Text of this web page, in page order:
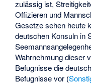
zulässig ist,
Offizieren und
Gesetze sehen heute
deutschen Konsuln in
Wahrnehmung dieser
Befugnisse die
Befugnisse vor (